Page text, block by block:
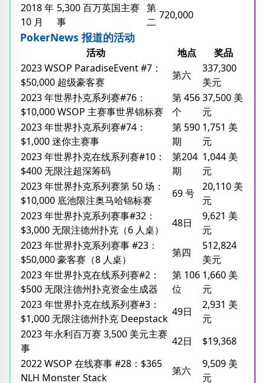
2018 年
10 月
5,300 百万英国主赛
事
第
二
720,000
PokerNews 报道的活动
活动 地点
奖品
2023 WSOP ParadiseEvent #7：
$50,000 超级豪客赛
第六
337,300
美元
2023 年世界扑克系列赛#76：
$10,000 WSOP 主赛事世界锦标赛
第 456
个
37,500 美
元
2023 年世界扑克系列赛#74：
$1,000 迷你主赛事
第 590
期
1,751 美
元
2023 年世界扑克在线系列赛#10：
$400 无限注超深筹码
第204
期
1,044 美
元
2023 年世界扑克系列赛第 50 场：
$10,000 底池限注奥马哈锦标赛
69 号
20,110 美
元
2023 年世界扑克系列赛事#32：
$3,000 无限注德州扑克（6 人桌）
48日
9,621 美
元
2023 年世界扑克系列赛事 #23：
$50,000 豪客赛（8 人桌）
第四
512,824
美元
2023 年世界扑克在线系列赛#2：
$500 无限注德州扑克资金生成器
第 106
位
1,660 美
元
2023 年世界扑克在线系列赛#3：
$1,000 无限注德州扑克 Deepstack
49日
2,931 美
元
2023 年永利百万赛 3,500 美元主赛
事
42日
$19,368
2022 WSOP 在线赛事 #28：$365
NLH Monster Stack
第六
9,509 美
元